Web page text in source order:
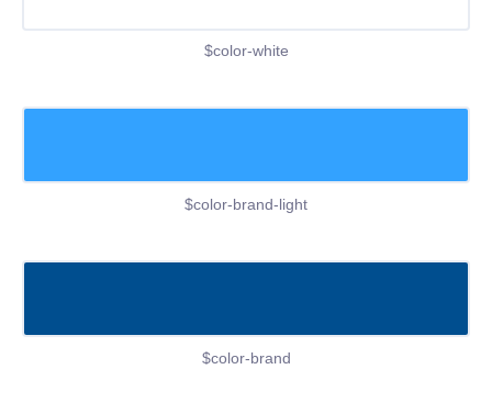
$color-white
$color-brand-light
$color-brand